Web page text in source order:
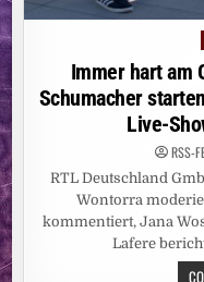
Immer hart am
Schumacher
Live-
RSS-
RTL Deutschland
Wontorra
kommentiert, Jana
Lafere